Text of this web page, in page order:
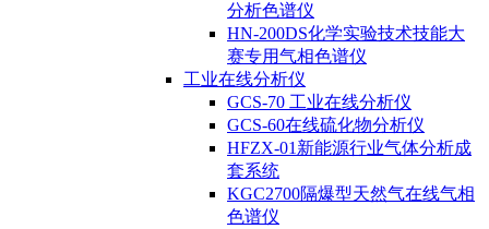
分析色谱仪
HN-200DS化学实验技术技能大
赛专用气相色谱仪
工业在线分析仪
GCS-70 工业在线分析仪
GCS-60在线硫化物分析仪
HFZX-01新能源行业气体分析成
套系统
KGC2700隔爆型天然气在线气相
色谱仪